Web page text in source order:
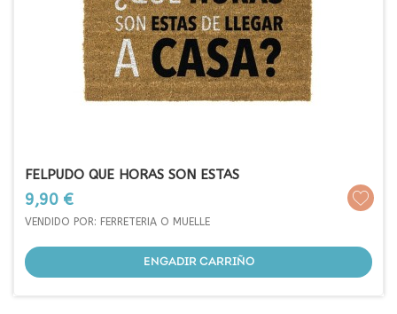
FELPUDO QUE HORAS SON ESTAS
Prezo
9,90 €
VENDIDO POR: FERRETERIA O MUELLE
ENGADIR CARRIÑO